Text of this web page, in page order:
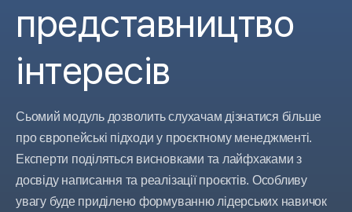
представництво
інтересів
Сьомий модуль дозволить слухачам дізнатися більше
про європейські підходи у проєктному менеджменті.
Експерти поділяться висновками та лайфхаками з
досвіду написання та реалізації проєктів. Особливу
увагу буде приділено формуванню лідерських навичок